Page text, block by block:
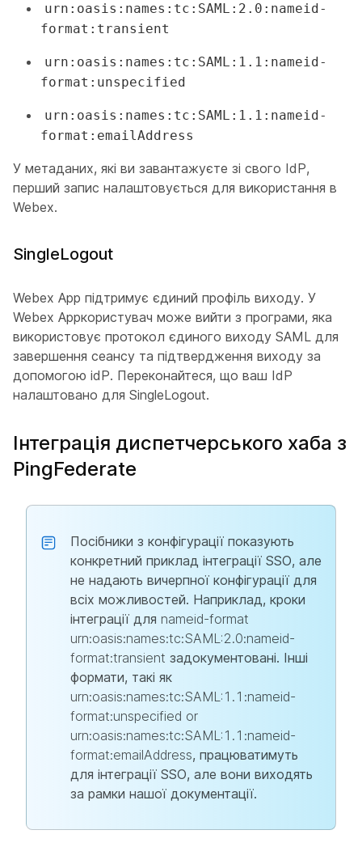
urn:oasis:names:tc:SAML:2.0:nameid-
format:transient
urn:oasis:names:tc:SAML:1.1:nameid-
format:unspecified
urn:oasis:names:tc:SAML:1.1:nameid-
format:emailAddress
У метаданих, які ви завантажуєте зі свого IdP,
перший запис налаштовується для використання в
Webex.
SingleLogout
Webex App підтримує єдиний профіль виходу. У
Webex Appкористувач може вийти з програми, яка
використовує протокол єдиного виходу SAML для
завершення сеансу та підтвердження виходу за
допомогою idP. Переконайтеся, що ваш IdP
налаштовано для SingleLogout.
Інтеграція диспетчерського хаба з
PingFederate
Посібники з конфігурації показують
конкретний приклад інтеграції SSO, але
не надають вичерпної конфігурації для
всіх можливостей. Наприклад, кроки
інтеграції для nameid-format
urn:oasis:names:tc:SAML:2.0:nameid-
format:transient задокументовані. Інші
формати, такі як
urn:oasis:names:tc:SAML:1.1:nameid-
format:unspecified or
urn:oasis:names:tc:SAML:1.1:nameid-
format:emailAddress, працюватимуть
для інтеграції SSO, але вони виходять
за рамки нашої документації.